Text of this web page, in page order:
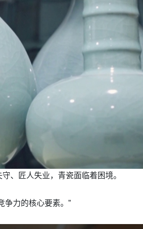
、匠人失业，青瓷面临着困境。
争力的核心要素。”